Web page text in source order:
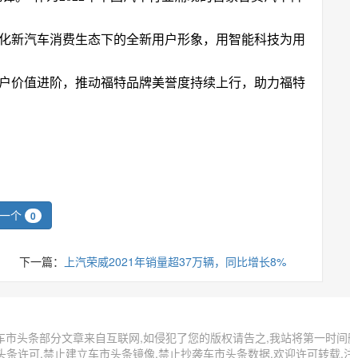
新汽车消费生态下的全新用户形象，用智能科技为用
价值进阶，推动福特品牌美誉度持续上行，助力福特
个 0
下一篇： 上汽荣威2021年销量超37万辆，同比增长8%
市头条部分文章来自互联网,如侵犯了您的版权请告之,我站将第一时
条许可,禁止建立车市头条镜像,禁止抄袭车市头条数据.欢迎许可转载,